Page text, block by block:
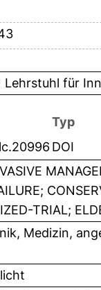
Lehrstuhl für
Typ
DOI
TRIAL;
Medizin,